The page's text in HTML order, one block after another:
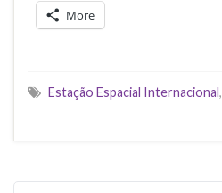
More
Estação Espacial Internacional,